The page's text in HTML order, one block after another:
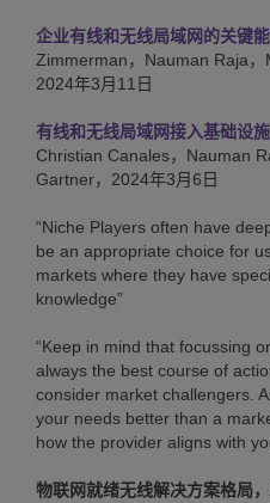
企业有线和无线局域网的关键
Zimmerman，Nauman Raja，
2024年3月11日
有线和无线局域网接入基础设
Christian Canales，Nauman
Gartner，2024年3月6日
“Niche Players often have
be an appropriate choice for
markets where they have
knowledge”
“Keep in mind that focussing
always the best course of
consider market challengers.
your needs better than a
how the provider aligns with
物联网就绪无线解决方案格局